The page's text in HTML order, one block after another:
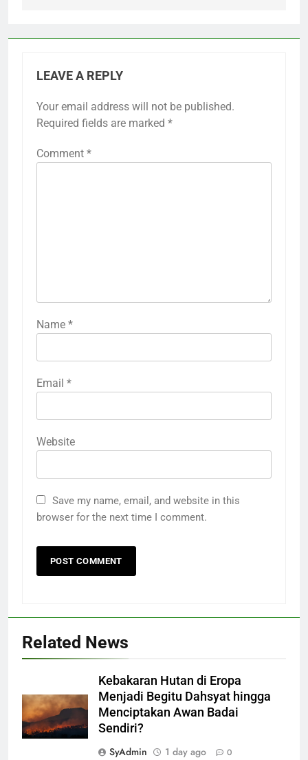
LEAVE A REPLY
Your email address will not be published.
Required fields are marked *
Comment *
Name *
Email *
Website
Save my name, email, and website in this
browser for the next time I comment.
Related News
Kebakaran Hutan di Eropa
Menjadi Begitu Dahsyat hingga
Menciptakan Awan Badai
Sendiri?
SyAdmin
1 day ago 0